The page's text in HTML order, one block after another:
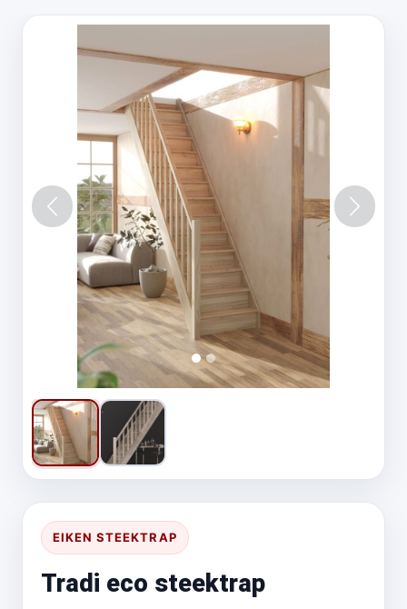
Vorige
EIKEN STEEKTRAP
Tradi eco steektrap